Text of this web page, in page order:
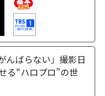
んばらない」撮影日
“ハロプロ”の世